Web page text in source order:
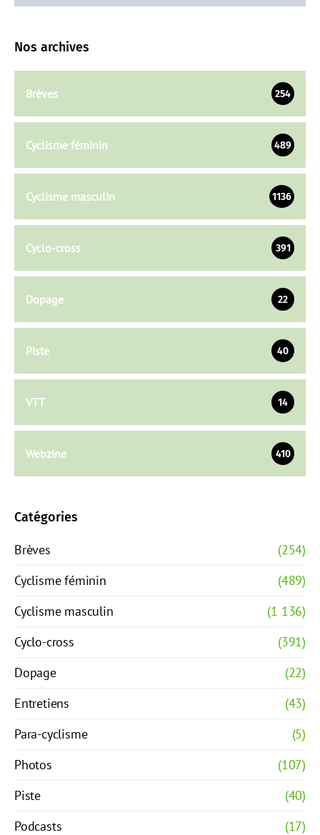
Nos archives
Brèves 254
Cyclisme féminin 489
Cyclisme masculin 1136
Cyclo-cross 391
Dopage 22
Piste 40
VTT 14
Webzine 410
Catégories
Brèves
(254)
Cyclisme féminin
(489)
Cyclisme masculin
(1 136)
Cyclo-cross
(391)
Dopage
(22)
Entretiens
(43)
Para-cyclisme
(5)
Photos
(107)
Piste
(40)
Podcasts
(17)